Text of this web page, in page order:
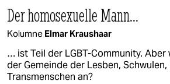
Der homosexuelle Mann...
Kolumne Elmar Kraushaar
… ist Teil der LGBT-Community. Aber
der Gemeinde der Lesben, Schwulen,
Transmenschen an?